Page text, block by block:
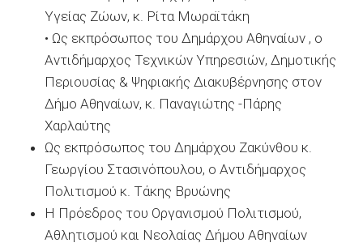
Υγείας Ζώων, κ. Ρίτα Μωραϊτάκη
• Ως εκπρόσωπος του Δημάρχου Αθηναίων , ο
Αντιδήμαρχος Τεχνικών Υπηρεσιών, Δημοτικής
Περιουσίας & Ψηφιακής Διακυβέρνησης στον
Δήμο Αθηναίων, κ. Παναγιώτης -Πάρης
Χαρλαύτης
Ως εκπρόσωπος του Δημάρχου Ζακύνθου κ.
Γεωργίου Στασινόπουλου, ο Αντιδήμαρχος
Πολιτισμού κ. Τάκης Βρυώνης
Η Πρόεδρος του Οργανισμού Πολιτισμού,
Αθλητισμού και Νεολαίας Δήμου Αθηναίων